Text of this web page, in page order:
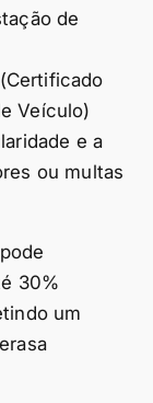
de
Veículo)
e a
ou multas
30%
um